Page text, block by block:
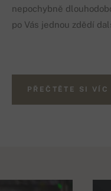
nepochybně
po Vás jednou zdědí
PŘEČTĚTE SI VÍC